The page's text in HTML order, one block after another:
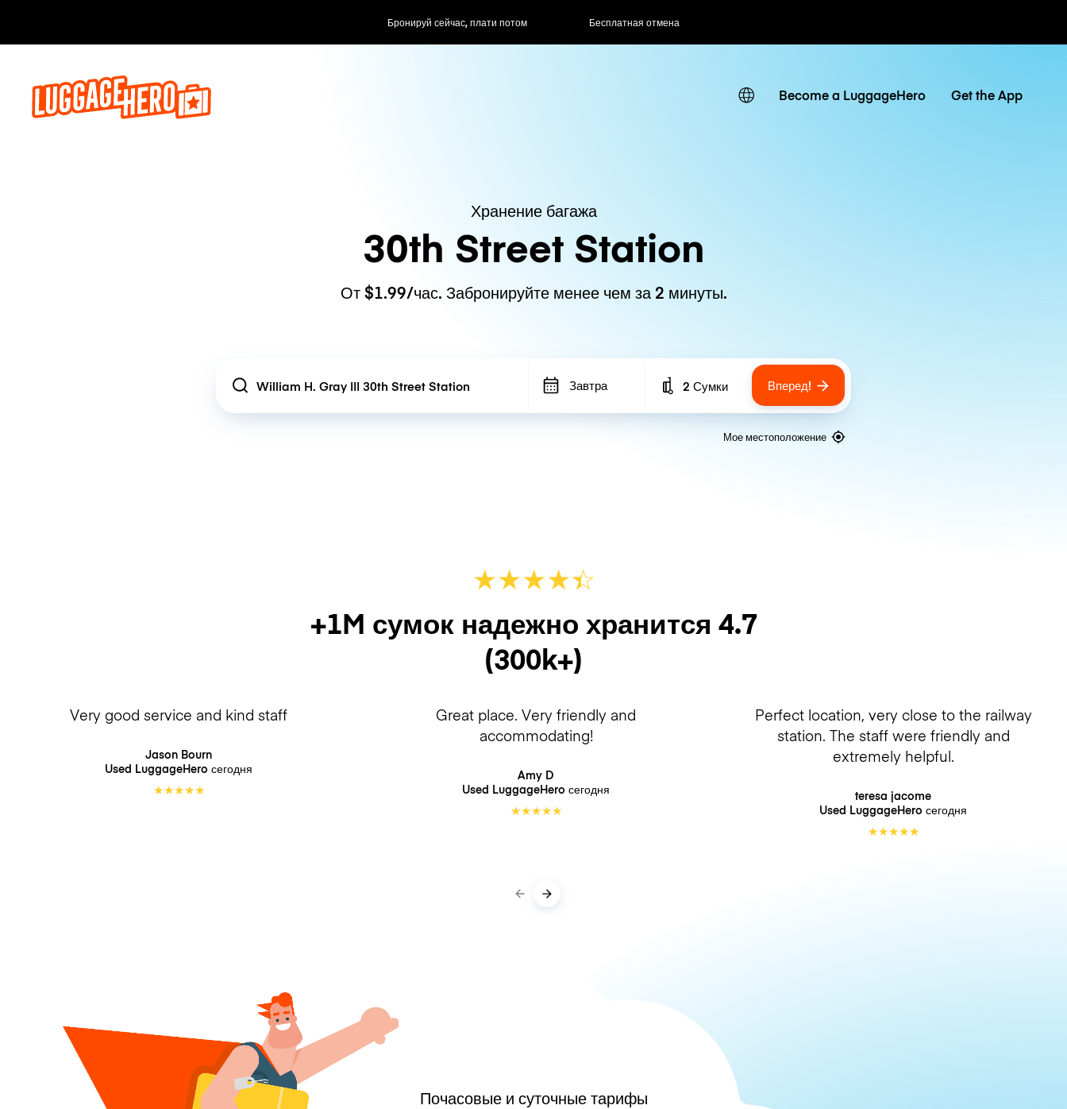
Бронируй сейчас, плати потом Бесплатная отмена Почасовые / дневные тарифы
Become a LuggageHero Get the App
Хранение багажа
30th Street Station
От $1.99/час. Забронируйте менее чем за 2 минуты.
Location Завтра Number of bags
2 Сумки Вперед!
Мое местоположение
★★★★☆
★
+1M сумок надежно хранится 4.7
(300k+)
Very good service and kind staff
Jason Bourn
Used LuggageHero сегодня
★★★★★
Great place. Very friendly and
accommodating!
Amy D
Used LuggageHero сегодня
★★★★★
Perfect location, very close to the railway
station. The staff were friendly and
extremely helpful.
teresa jacome
Used LuggageHero сегодня
★★★★★
Почасовые и суточные тарифы